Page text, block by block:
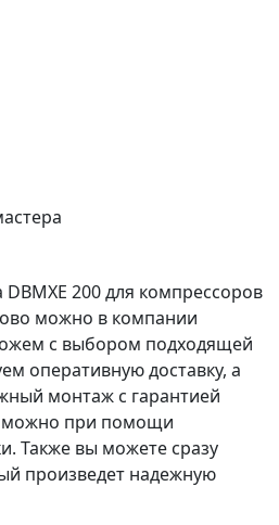
200 для компрессоров
можно в компании
с выбором подходящей
оперативную доставку, а
монтаж с гарантией
можно при помощи
Также вы можете сразу
произведет надежную